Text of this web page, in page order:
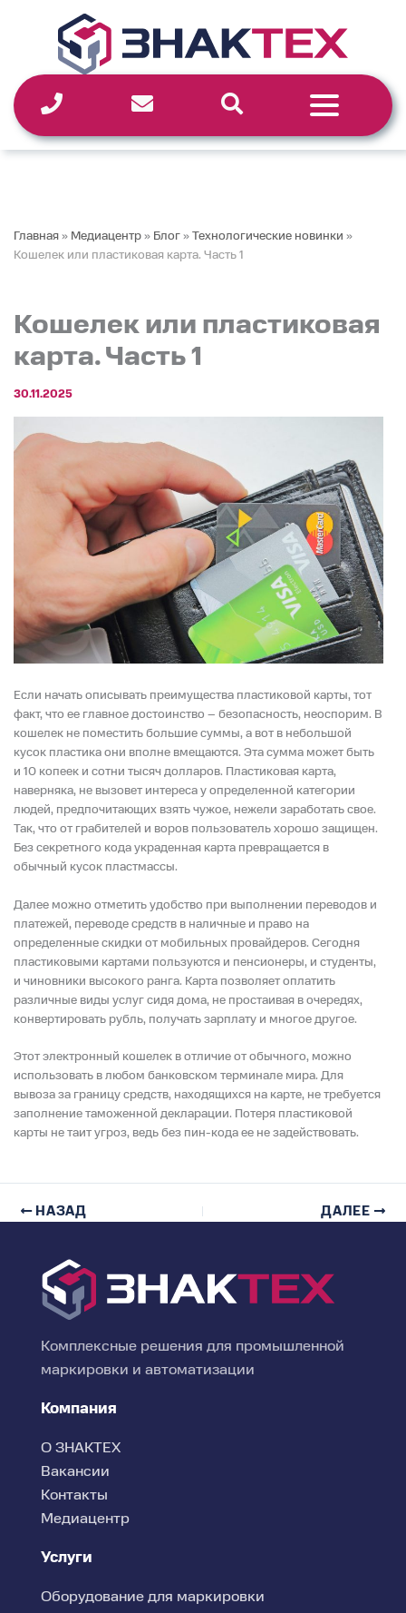
содержимому
Главная » Медиацентр » Блог » Технологические новинки »
Кошелек или пластиковая карта. Часть 1
Кошелек или пластиковая
карта. Часть 1
30.11.2025
Если начать описывать преимущества пластиковой карты, тот
факт, что ее главное достоинство – безопасность, неоспорим. В
кошелек не поместить большие суммы, а вот в небольшой
кусок пластика они вполне вмещаются. Эта сумма может быть
и 10 копеек и сотни тысяч долларов. Пластиковая карта,
наверняка, не вызовет интереса у определенной категории
людей, предпочитающих взять чужое, нежели заработать свое.
Так, что от грабителей и воров пользователь хорошо защищен.
Без секретного кода украденная карта превращается в
обычный кусок пластмассы.
Далее можно отметить удобство при выполнении переводов и
платежей, переводе средств в наличные и право на
определенные скидки от мобильных провайдеров. Сегодня
пластиковыми картами пользуются и пенсионеры, и студенты,
и чиновники высокого ранга. Карта позволяет оплатить
различные виды услуг сидя дома, не простаивая в очередях,
конвертировать рубль, получать зарплату и многое другое.
Этот электронный кошелек в отличие от обычного, можно
использовать в любом банковском терминале мира. Для
вывоза за границу средств, находящихся на карте, не требуется
заполнение таможенной декларации. Потеря пластиковой
карты не таит угроз, ведь без пин-кода ее не задействовать.
НАЗАД ДАЛЕЕ
Комплексные решения для промышленной
маркировки и автоматизации
Компания
О ЗНАКТЕХ
Вакансии
Контакты
Медиацентр
Услуги
Оборудование для маркировки